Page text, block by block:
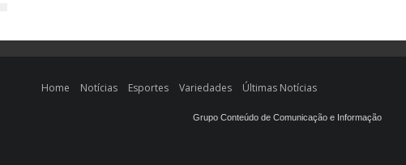
Home Notícias Esportes Variedades Últimas Notícias
Grupo Conteúdo de Comunicação e Informação